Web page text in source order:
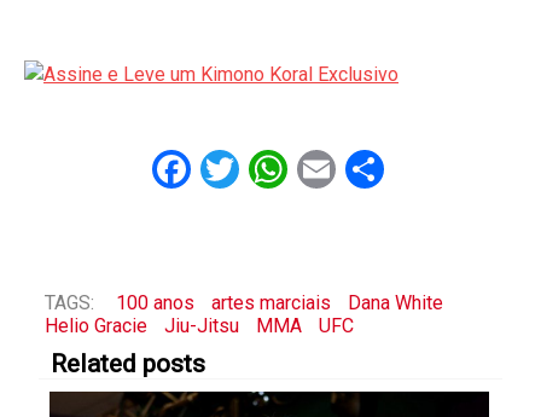
Facebook
Twitter
WhatsApp
EmailShare
TAGS: 100 anos artes marciais
Dana White
Helio Gracie
Jiu-Jitsu MMA UFC
Related posts